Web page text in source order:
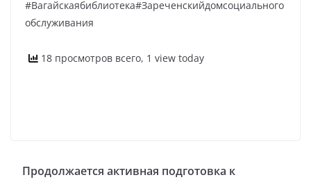
#Вагайскаябиблиотека#Зареченскийдомсоциального
обслуживания
18 просмотров всего, 1 view today
Продолжается активная подготовка к